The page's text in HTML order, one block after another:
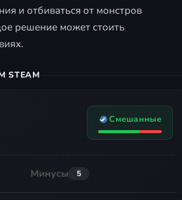
и отбиваться от монстров
решение может стоить
Смешанные
Минусы 5